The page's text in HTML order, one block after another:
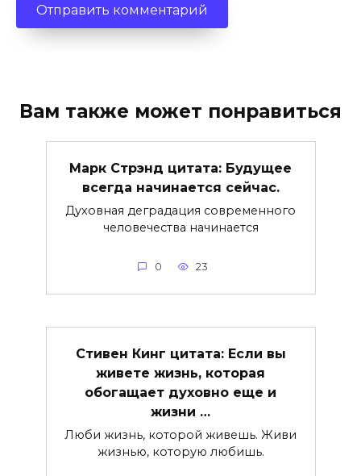
Вам также может понравиться
Марк Стрэнд цитата: Будущее
всегда начинается сейчас.
Духовная деградация современного
человечества начинается
0 23
Стивен Кинг цитата: Если вы
живете жизнь, которая
обогащает духовно еще и
жизни …
Люби жизнь, которой живешь. Живи
жизнью, которую любишь.